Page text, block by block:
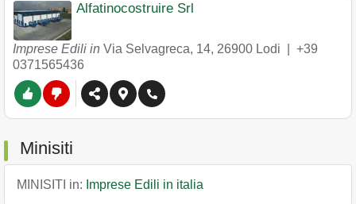
Alfatinocostruire Srl
Imprese Edili in Via Selvagreca, 14, 26900 Lodi
+39
0371565436
Minisiti
MINISITI in: Imprese Edili in italia